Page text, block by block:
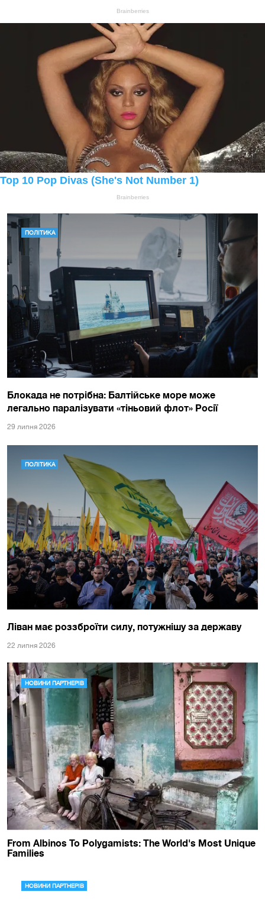
ПОЛІТИКА
Блокада не потрібна: Балтійське море може
легально паралізувати «тіньовий флот» Росії
29 липня 2026
ПОЛІТИКА
Ліван має роззброїти силу, потужнішу за державу
22 липня 2026